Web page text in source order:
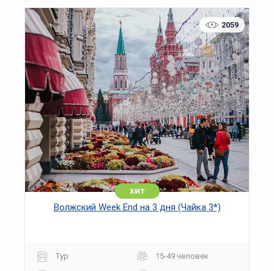
2059
хит
Волжский Week End на 3 дня (Чайка 3*)
Тур
15-49 человек